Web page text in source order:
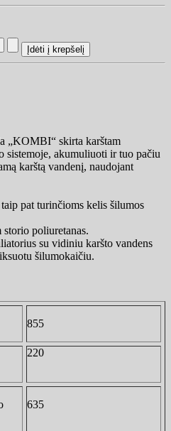
„KOMBI“ skirta karštam
sistemoje, akumuliuoti ir tuo pačiu
karštą vandenį, naudojant
pat turinčioms kelis šilumos
poliuretanas.
su vidiniu karšto vandens
šilumokaičiu.
855
220
635